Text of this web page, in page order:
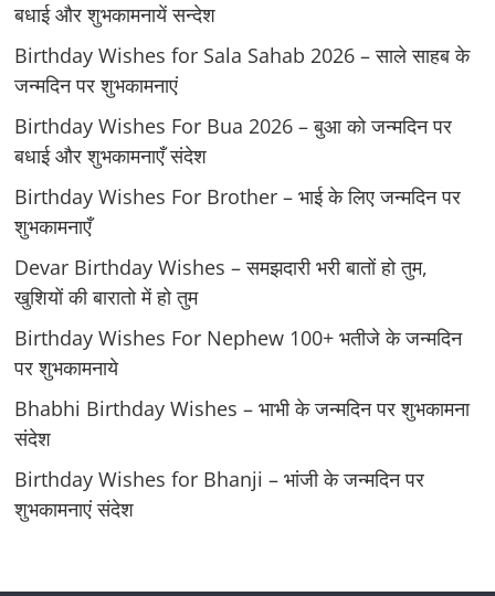
बधाई और शुभकामनायें सन्देश
Birthday Wishes for Sala Sahab 2026 – साले साहब के
जन्मदिन पर शुभकामनाएं
Birthday Wishes For Bua 2026 – बुआ को जन्मदिन पर
बधाई और शुभकामनाएँ संदेश
Birthday Wishes For Brother – भाई के लिए जन्मदिन पर
शुभकामनाएँ
Devar Birthday Wishes – समझदारी भरी बातों हो तुम,
खुशियों की बारातो में हो तुम
Birthday Wishes For Nephew 100+ भतीजे के जन्मदिन
पर शुभकामनाये
Bhabhi Birthday Wishes – भाभी के जन्मदिन पर शुभकामना
संदेश
Birthday Wishes for Bhanji – भांजी के जन्मदिन पर
शुभकामनाएं संदेश